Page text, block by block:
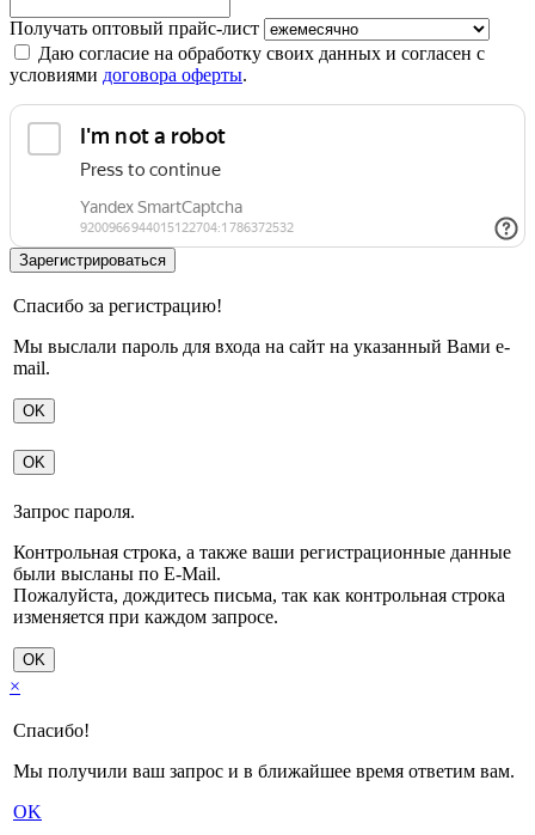
Получать оптовый прайс-лист
Даю согласие на обработку своих данных и согласен с
условиями договора оферты.
Спасибо за регистрацию!
Мы выслали пароль для входа на сайт на указанный Вами e-
mail.
OK
OK
Запрос пароля.
Контрольная строка, а также ваши регистрационные данные
были высланы по E-Mail.
Пожалуйста, дождитесь письма, так как контрольная строка
изменяется при каждом запросе.
OK
×
Спасибо!
Мы получили ваш запрос и в ближайшее время ответим вам.
OK